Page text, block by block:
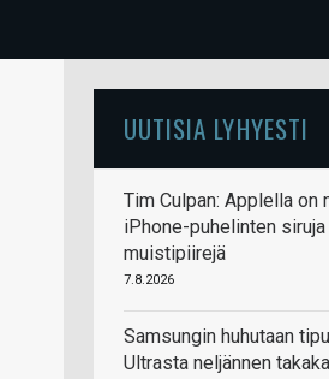
UUTISIA LYHYESTI
Tim Culpan: Applella on
iPhone-puhelinten
muistipiirejä
7.8.2026
Samsungin huhutaan
Ultrasta neljännen